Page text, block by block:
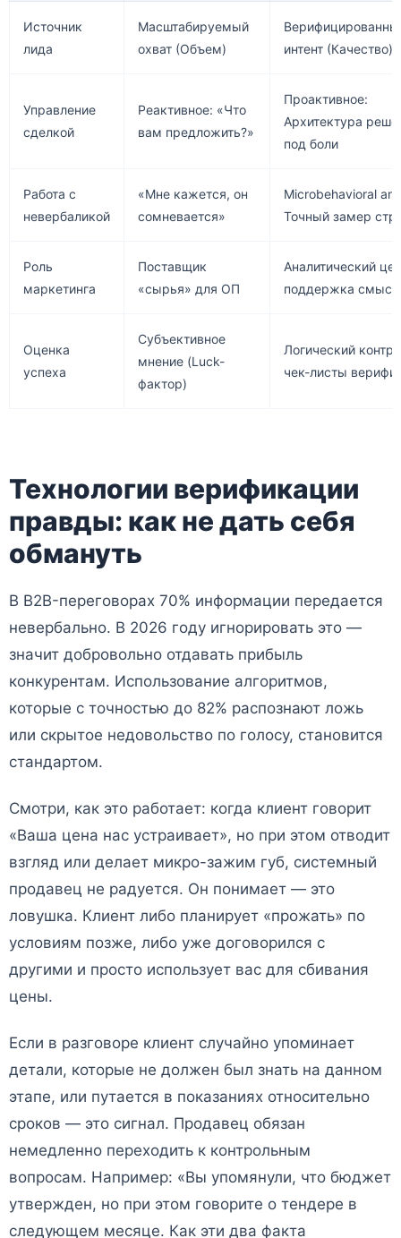
Источник
лида
Масштабируемый
охват (Объем)
интент (Качество)
Управление
сделкой
Реактивное: «Что
вам предложить?»
Проактивное:
Архитектура
под боли
Работа с
невербаликой
«Мне кажется, он
сомневается»
Microbehavioral
Точный замер
Роль
маркетинга
Поставщик
«сырья» для ОП
Аналитический
поддержка
Оценка
успеха
Субъективное
мнение (Luck-
фактор)
Логический
чек-листы
Технологии верификации
правды: как не дать себя
обмануть
В B2B-переговорах 70% информации передается
невербально. В 2026 году игнорировать это —
значит добровольно отдавать прибыль
конкурентам. Использование алгоритмов,
которые с точностью до 82% распознают ложь
или скрытое недовольство по голосу, становится
стандартом.
Смотри, как это работает: когда клиент говорит
«Ваша цена нас устраивает», но при этом отводит
взгляд или делает микро-зажим губ, системный
продавец не радуется. Он понимает — это
ловушка. Клиент либо планирует «прожать» по
условиям позже, либо уже договорился с
другими и просто использует вас для сбивания
цены.
Если в разговоре клиент случайно упоминает
детали, которые не должен был знать на данном
этапе, или путается в показаниях относительно
сроков — это сигнал. Продавец обязан
немедленно переходить к контрольным
вопросам. Например: «Вы упомянули, что бюджет
утвержден, но при этом говорите о тендере в
следующем месяце. Как эти два факта